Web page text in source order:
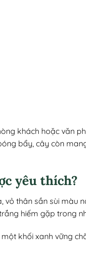
khách hoặc văn
bẩy, cây còn
yêu thích?
vỏ thân sần sùi
hiếm gặp trong
khối xanh vững